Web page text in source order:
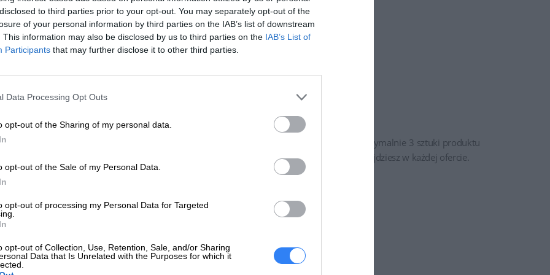
to third parties prior to your opt-out. You may separately opt-out of the
of your personal information by third parties on the IAB’s list of downstream
This information may also be disclosed by us to third parties on the IAB’s List of
Participants that may further disclose it to other third parties.
Data Processing Opt Outs
opt-out of the Sharing of my personal data.
opt-out of the Sale of my Personal Data.
opt-out of processing my Personal Data for Targeted
opt-out of Collection, Use, Retention, Sale, and/or Sharing
Data that Is Unrelated with the Purposes for which it
czasowej.
który odlicza czas do jej rozpoczęcia.
można zakupić w promocyjnej, niższej cenie.
24 godzin lub wcześniej, jeśli wyczerpią się zapasy.
wprowadziliśmy limit zakupowy. Jeden klient - w zależności od oferty - może kupić maksymalnie 3 sztuki produktu
limit sztuk może zostać zmniejszony do 1 lub 2 sztuk. Informację o aktualnym limicie znajdziesz w każdej ofercie.
które chcą skorzystać z okazji zakupowej dla siebie lub swojej firmy.